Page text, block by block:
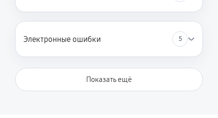
Электронные ошибки 5
Показать ещё